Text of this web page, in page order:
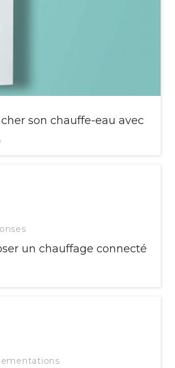
son chauffe-eau avec
un chauffage connecté